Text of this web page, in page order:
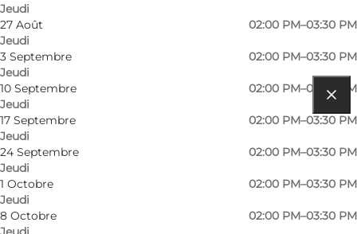
Jeudi
27 Août
Jeudi
02:00 PM–03:30 PM
3 Septembre
Jeudi
02:00 PM–03:30 PM
10 Septembre
Jeudi
02:00 PM–03:30 PM
17 Septembre
Jeudi
02:00 PM–03:30 PM
24 Septembre
Jeudi
02:00 PM–03:30 PM
1 Octobre
Jeudi
02:00 PM–03:30 PM
8 Octobre
02:00 PM–03:30 PM
Comment s’y rendre
Kystcentervej 10
7680 Thyborøn